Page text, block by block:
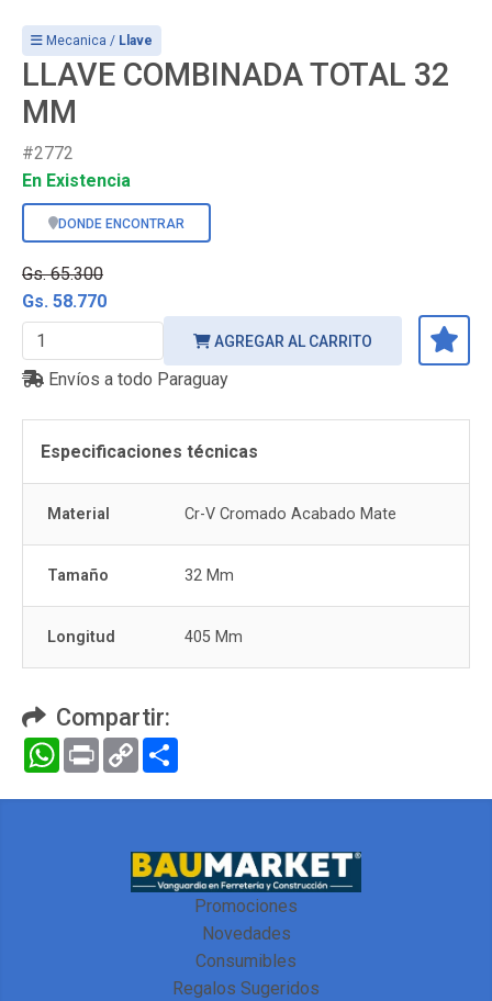
Mecanica / Llave
LLAVE COMBINADA TOTAL 32
MM
#2772
En Existencia
DONDE ENCONTRAR
Gs. 65.300
Gs. 58.770
AGREGAR AL CARRITO
Envíos a todo Paraguay
Especificaciones técnicas
Material Cr-V Cromado Acabado Mate
Tamaño 32 Mm
Longitud 405 Mm
Compartir:
WhatsApp
Print Copy
Link
Promociones
Novedades
Consumibles
Regalos Sugeridos